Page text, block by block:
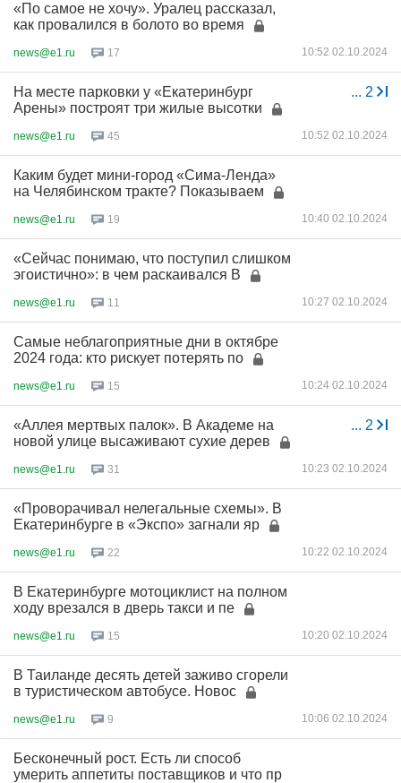
«По самое не хочу». Уралец рассказал,
как провалился в болото во время
news@e1.ru 17 10:52 02.10.2024
... 2
На месте парковки у «Екатеринбург
Арены» построят три жилые высотки
news@e1.ru 45 10:52 02.10.2024
Каким будет мини-город «Сима-Ленда»
на Челябинском тракте? Показываем
news@e1.ru 19 10:40 02.10.2024
«Сейчас понимаю, что поступил слишком
эгоистично»: в чем раскаивался В
news@e1.ru 11 10:27 02.10.2024
Самые неблагоприятные дни в октябре
2024 года: кто рискует потерять по
news@e1.ru 15 10:24 02.10.2024
... 2
«Аллея мертвых палок». В Академе на
новой улице высаживают сухие дерев
news@e1.ru 31 10:23 02.10.2024
«Проворачивал нелегальные схемы». В
Екатеринбурге в «Экспо» загнали яр
news@e1.ru 22 10:22 02.10.2024
В Екатеринбурге мотоциклист на полном
ходу врезался в дверь такси и пе
news@e1.ru 15 10:20 02.10.2024
В Таиланде десять детей заживо сгорели
в туристическом автобусе. Новос
news@e1.ru 9 10:06 02.10.2024
Бесконечный рост. Есть ли способ
умерить аппетиты поставщиков и что пр